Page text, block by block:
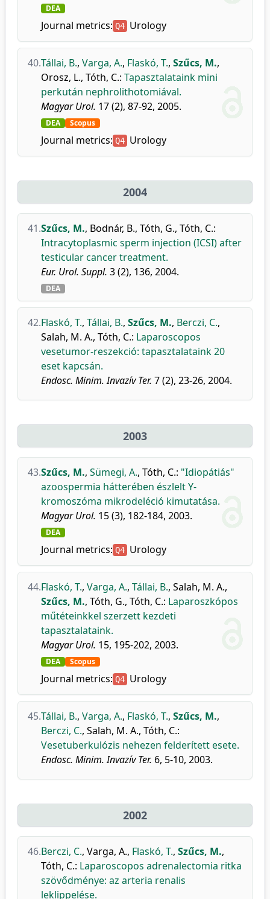
DEA
Journal metrics: Q4 Urology
40.Tállai, B., Varga, A., Flaskó, T., Szűcs, M.,
Orosz, L., Tóth, C.: Tapasztalataink mini
perkután nephrolithotomiával.
Magyar Urol. 17 (2), 87-92, 2005.
DEA Scopus
Journal metrics: Q4 Urology
2004
41.Szűcs, M., Bodnár, B., Tóth, G., Tóth, C.:
Intracytoplasmic sperm injection (ICSI) after
testicular cancer treatment.
Eur. Urol. Suppl. 3 (2), 136, 2004.
DEA
42.Flaskó, T., Tállai, B., Szűcs, M., Berczi, C.,
Salah, M. A., Tóth, C.: Laparoscopos
vesetumor-reszekció: tapasztalataink 20
eset kapcsán.
Endosc. Minim. Invazív Ter. 7 (2), 23-26, 2004.
2003
43.Szűcs, M., Sümegi, A., Tóth, C.: "Idiopátiás"
azoospermia hátterében észlelt Y-
kromoszóma mikrodeléció kimutatása.
Magyar Urol. 15 (3), 182-184, 2003.
DEA
Journal metrics: Q4 Urology
44.Flaskó, T., Varga, A., Tállai, B., Salah, M. A.,
Szűcs, M., Tóth, G., Tóth, C.: Laparoszkópos
műtéteinkkel szerzett kezdeti
tapasztalataink.
Magyar Urol. 15, 195-202, 2003.
DEA Scopus
Journal metrics: Q4 Urology
45.Tállai, B., Varga, A., Flaskó, T., Szűcs, M.,
Berczi, C., Salah, M. A., Tóth, C.:
Vesetuberkulózis nehezen felderített esete.
Endosc. Minim. Invazív Ter. 6, 5-10, 2003.
2002
46.Berczi, C., Varga, A., Flaskó, T., Szűcs, M.,
Tóth, C.: Laparoscopos adrenalectomia ritka
szövődménye: az arteria renalis
leklippelése.